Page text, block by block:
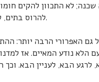
לא התכוון להקים
להרוס בתים, להגלות, להרוג. לארבעים שנה מסוייטות.
גם האפרורי הרבה יותר:
הלא נודע המאיים. אז
הבא, לעניין הבא. וכך